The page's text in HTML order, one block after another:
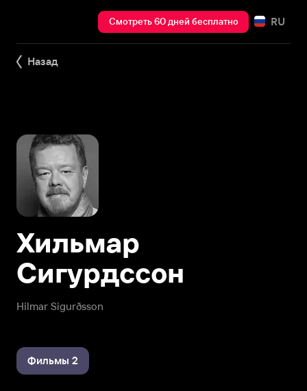
Смотреть 60 дней бесплатно RU
Назад
Hilmar Sigurðsson
Хильмар
Сигурдссон
Фильмы 2